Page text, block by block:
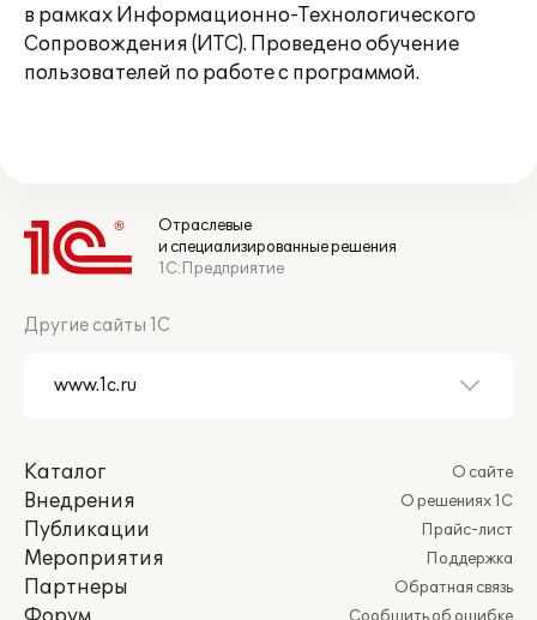
в рамках Информационно-Технологического
Сопровождения (ИТС). Проведено обучение
пользователей по работе с программой.
Отраслевые
и специализированные решения
1С:Предприятие
Другие сайты 1С
Каталог
Внедрения
Публикации
Мероприятия
Партнеры
О сайте
О решениях 1С
Прайс-лист
Поддержка
Обратная связь